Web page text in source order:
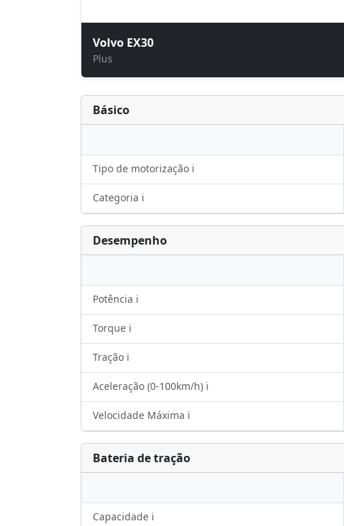
Volvo EX30
Plus
Básico
Tipo de motorização ℹ️
Categoria ℹ️
Desempenho
Potência ℹ️
Torque ℹ️
Tração ℹ️
Aceleração (0-100km/h) ℹ️
Velocidade Máxima ℹ️
Bateria de tração
Capacidade ℹ️